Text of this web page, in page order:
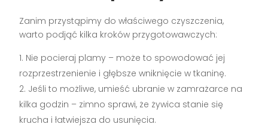
Zanim przystąpimy do właściwego czyszczenia,
warto podjąć kilka kroków przygotowawczych:
Nie pocieraj plamy – może to spowodować jej
rozprzestrzenienie i głębsze wniknięcie w tkaninę.
Jeśli to możliwe, umieść ubranie w zamrażarce na
kilka godzin – zimno sprawi, że żywica stanie się
krucha i łatwiejsza do usunięcia.